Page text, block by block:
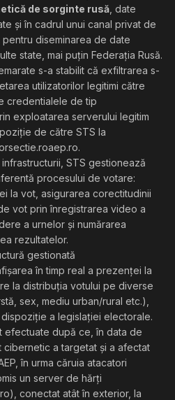
de sorginte rusă , date
și în cadrul unui canal privat de
diseminarea de date
state, mai puțin Federația Rusă.
s-a stabilit că exfiltrarea s-
utilizatorilor legitimi către
credentialele de tip
exploatarea serverului legitim
de către STS la
STS gestionează
procesului de votare:
la vot, asigurarea corectitudinii
vot prin înregistrarea video a
a urnelor și numărarea
rezultatelor.
gestionată
în timp real a prezenței la
la distribuția votului pe diverse
sex, mediu urban/rural etc.),
a legislației electorale.
efectuate după ce, în data de
cibernetic a targetat și a afectat
în urma căruia atacatori
un server de hărți
conectat atât în exterior, la